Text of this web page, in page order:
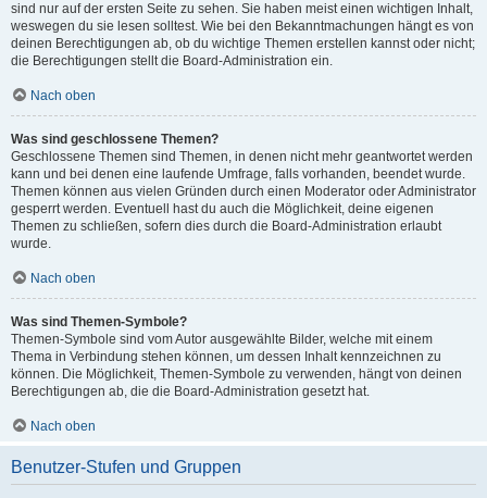
sind nur auf der ersten Seite zu sehen. Sie haben meist einen wichtigen Inhalt,
weswegen du sie lesen solltest. Wie bei den Bekanntmachungen hängt es von
deinen Berechtigungen ab, ob du wichtige Themen erstellen kannst oder nicht;
die Berechtigungen stellt die Board-Administration ein.
Nach oben
Was sind geschlossene Themen?
Geschlossene Themen sind Themen, in denen nicht mehr geantwortet werden
kann und bei denen eine laufende Umfrage, falls vorhanden, beendet wurde.
Themen können aus vielen Gründen durch einen Moderator oder Administrator
gesperrt werden. Eventuell hast du auch die Möglichkeit, deine eigenen
Themen zu schließen, sofern dies durch die Board-Administration erlaubt
wurde.
Nach oben
Was sind Themen-Symbole?
Themen-Symbole sind vom Autor ausgewählte Bilder, welche mit einem
Thema in Verbindung stehen können, um dessen Inhalt kennzeichnen zu
können. Die Möglichkeit, Themen-Symbole zu verwenden, hängt von deinen
Berechtigungen ab, die die Board-Administration gesetzt hat.
Nach oben
Benutzer-Stufen und Gruppen